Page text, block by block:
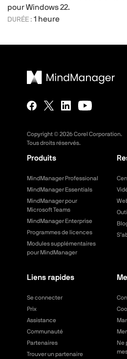
pour Windows 22.
DURÉE : 1 heure
Copyright © 2026Corel Corporation.
Tous droits réservés.
Produits
MindManager Professional
MindManager Essentials
MindManager pour
Microsoft Teams
MindManager Enterprise
Programmes de licences
Modules supplémentaires
pour MindManager
Liens rapides
Se connecter
Prix
Assistance
Communauté
Partenaires
Trouver un partenaire
Ne